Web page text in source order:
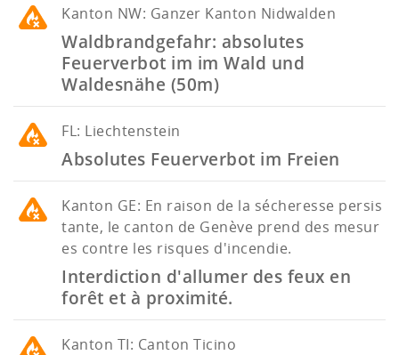
Kanton NW: Ganzer Kanton Nidwalden
Waldbrandgefahr: absolutes
Feuerverbot im im Wald und
Waldesnähe (50m)
FL: Liechtenstein
Absolutes Feuerverbot im Freien
Kanton GE: En raison de la sécheresse persis
tante, le canton de Genève prend des mesur
es contre les risques d'incendie.
Interdiction d'allumer des feux en
forêt et à proximité.
Kanton TI: Canton Ticino